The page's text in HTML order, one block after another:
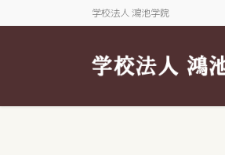
ン
に
ビ
ョ
学校法人 鴻池学院